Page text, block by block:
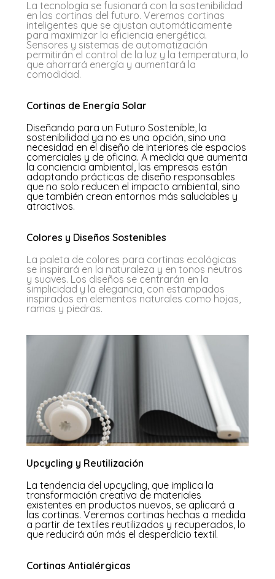
La tecnología se fusionará con la sostenibilidad
en las cortinas del futuro. Veremos cortinas
inteligentes que se ajustan automáticamente
para maximizar la eficiencia energética.
Sensores y sistemas de automatización
permitirán el control de la luz y la temperatura, lo
que ahorrará energía y aumentará la
comodidad.
Cortinas de Energía Solar
Diseñando para un Futuro Sostenible, la
sostenibilidad ya no es una opción, sino una
necesidad en el diseño de interiores de espacios
comerciales y de oficina. A medida que aumenta
la conciencia ambiental, las empresas están
adoptando prácticas de diseño responsables
que no solo reducen el impacto ambiental, sino
que también crean entornos más saludables y
atractivos.
Colores y Diseños Sostenibles
La paleta de colores para cortinas ecológicas
se inspirará en la naturaleza y en tonos neutros
y suaves. Los diseños se centrarán en la
simplicidad y la elegancia, con estampados
inspirados en elementos naturales como hojas,
ramas y piedras.
Upcycling y Reutilización
La tendencia del upcycling, que implica la
transformación creativa de materiales
existentes en productos nuevos, se aplicará a
las cortinas. Veremos cortinas hechas a medida
a partir de textiles reutilizados y recuperados, lo
que reducirá aún más el desperdicio textil.
Cortinas Antialérgicas